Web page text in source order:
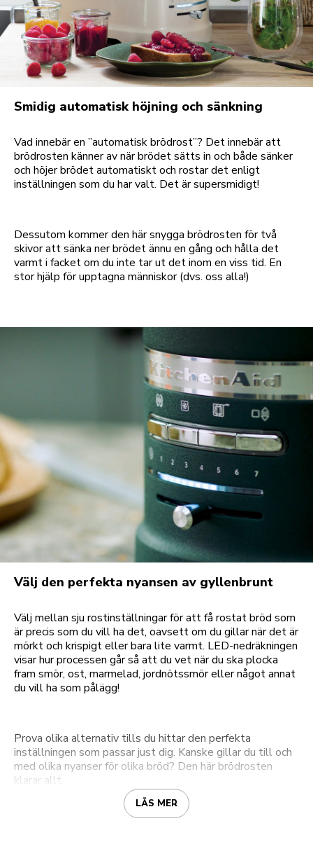
Smidig automatisk höjning och sänkning
Vad innebär en ”automatisk brödrost”? Det innebär att
brödrosten känner av när brödet sätts in och både sänker
och höjer brödet automatiskt och rostar det enligt
inställningen som du har valt. Det är supersmidigt!
Dessutom kommer den här snygga brödrosten för två
skivor att sänka ner brödet ännu en gång och hålla det
varmt i facket om du inte tar ut det inom en viss tid. En
stor hjälp för upptagna människor (dvs. oss alla!)
Välj den perfekta nyansen av gyllenbrunt
Välj mellan sju rostinställningar för att få rostat bröd som
är precis som du vill ha det, oavsett om du gillar när det är
mörkt och krispigt eller bara lite varmt. LED-nedräkningen
visar hur processen går så att du vet när du ska plocka
fram smör, ost, marmelad, jordnötssmör eller något annat
du vill ha som pålägg!
Prova olika alternativ tills du hittar den perfekta
inställningen som passar just dig. Kanske gillar du till och
med olika nyanser för olika bröd? Den här brödrosten
klarar allt.
LÄS MER